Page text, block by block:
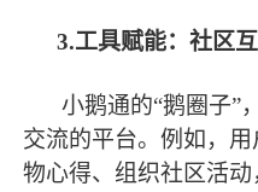
3.工具赋能：社区
小鹅通的“鹅圈子”
交流的平台。例如，
物心得、组织社区活动